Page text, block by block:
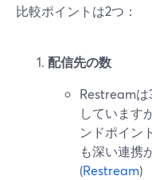
比較ポイントは2つ：
配信先の数
Restream
しています
ンドポイン
も深い連携
(Restream)